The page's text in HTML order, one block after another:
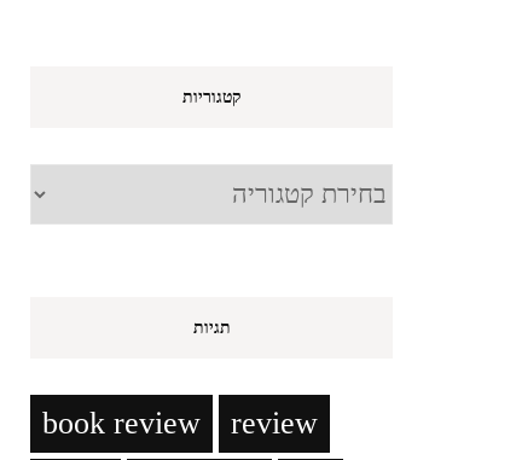
קטגוריות
קטגוריות
תגיות
book review review